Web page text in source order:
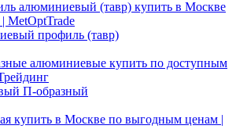
профиль (тавр)
П-образный